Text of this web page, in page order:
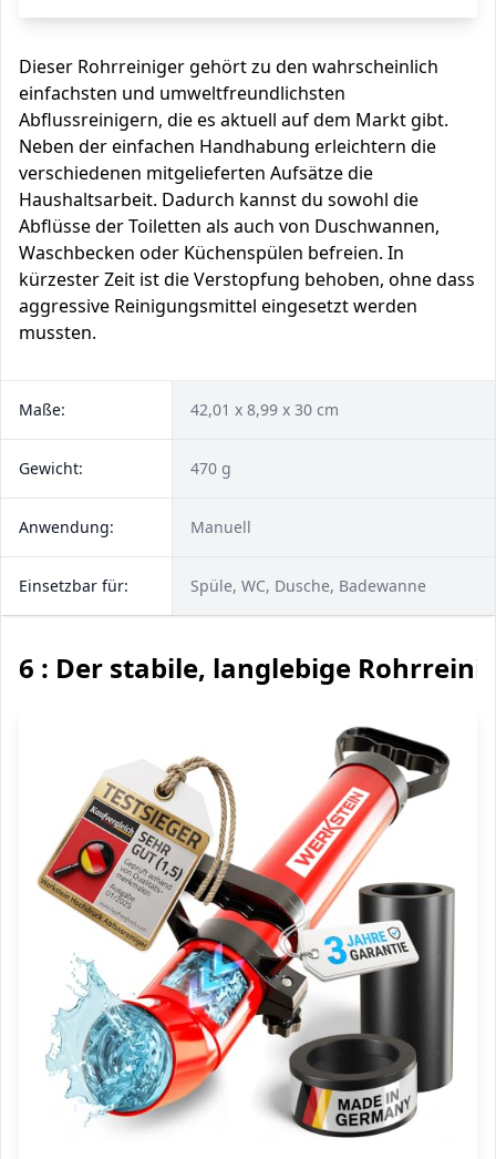
Dieser Rohrreiniger gehört zu den wahrscheinlich
einfachsten und umweltfreundlichsten
Abflussreinigern, die es aktuell auf dem Markt gibt.
Neben der einfachen Handhabung erleichtern die
verschiedenen mitgelieferten Aufsätze die
Haushaltsarbeit. Dadurch kannst du sowohl die
Abflüsse der Toiletten als auch von Duschwannen,
Waschbecken oder Küchenspülen befreien. In
kürzester Zeit ist die Verstopfung behoben, ohne dass
aggressive Reinigungsmittel eingesetzt werden
mussten.
Maße: 42,01 x 8,99 x 30 cm
Gewicht: 470 g
Anwendung: Manuell
Einsetzbar für: Spüle, WC, Dusche, Badewanne
6 : Der stabile, langlebige